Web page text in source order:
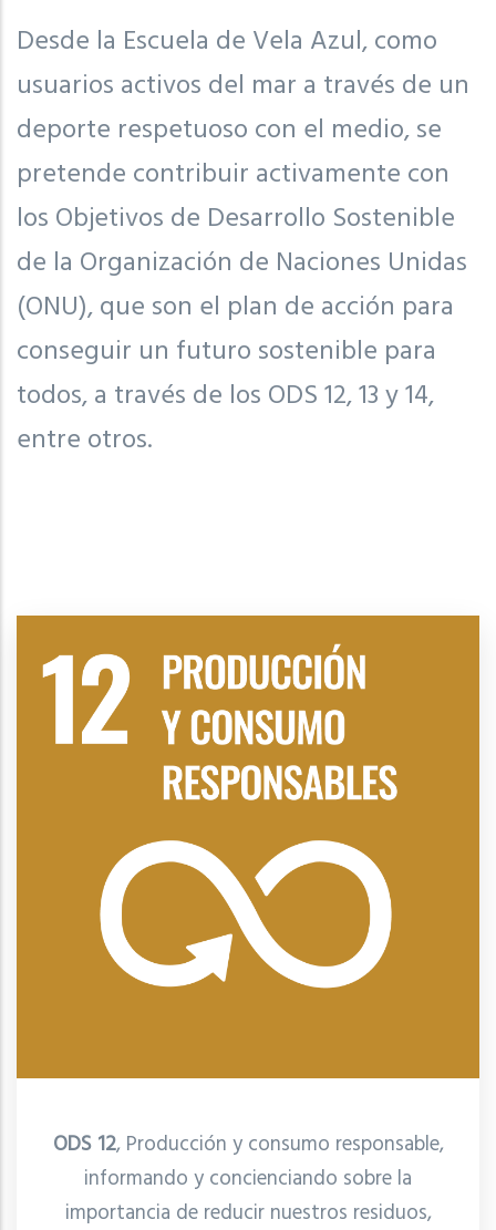
Desde la Escuela de Vela Azul, como
usuarios activos del mar a través de un
deporte respetuoso con el medio, se
pretende contribuir activamente con
los Objetivos de Desarrollo Sostenible
de la Organización de Naciones Unidas
(ONU), que son el plan de acción para
conseguir un futuro sostenible para
todos, a través de los ODS 12, 13 y 14,
entre otros.
ODS 12, Producción y consumo responsable,
informando y concienciando sobre la
importancia de reducir nuestros residuos,